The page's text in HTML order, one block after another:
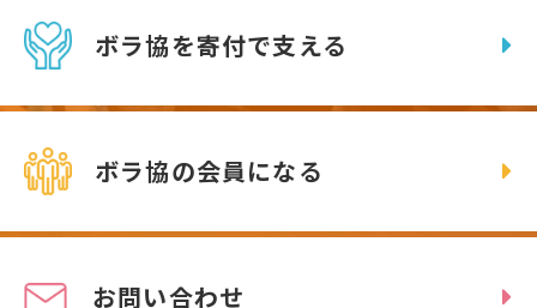
ボラ協を寄付で支える
ボラ協の会員になる
お問い合わせ